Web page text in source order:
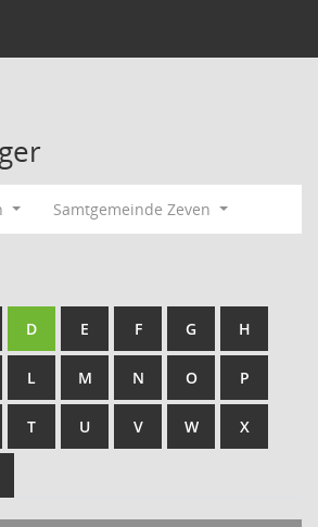
Samtgemeinde Zeven
D E F G H
L M N O P
T U V W X